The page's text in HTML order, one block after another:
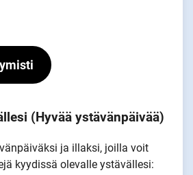
(Hyvää ystävänpäivää)
ja illaksi, joilla voit
kyydissä olevalle ystävällesi: